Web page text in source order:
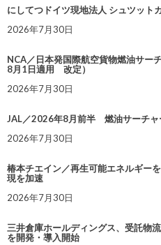
にしてつドイツ現地法人 シュツット
2026年7月30日
NCA／日本発国際航空貨物燃油サー
8月1日適用 改定）
2026年7月30日
JAL／2026年8月前半 燃油サーチャ
2026年7月30日
椿本チエイン／再生可能エネルギー
現を加速
2026年7月30日
三井倉庫ホールディングス、受託物
を開発・導入開始